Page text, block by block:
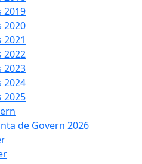
2019
2020
2021
2022
2023
2024
2025
de Govern 2026